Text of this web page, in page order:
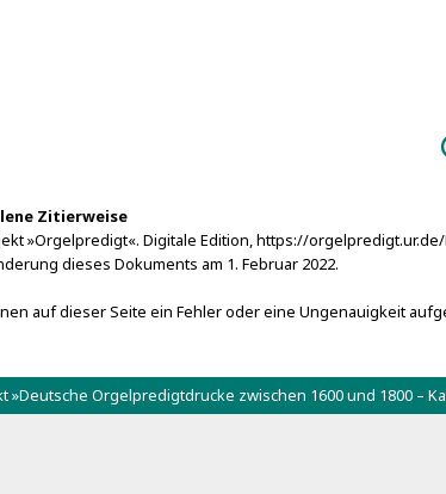
Zitierweise
»Orgelpredigt«. Digitale Edition, https://orgelpredigt.ur.de/
dieses Dokuments am 1. Februar 2022.
auf dieser Seite ein Fehler oder eine Ungenauigkeit
»Deutsche Orgelpredigtdrucke zwischen 1600 und 1800 –